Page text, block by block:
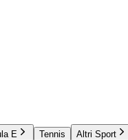
E Tennis Altri Sport